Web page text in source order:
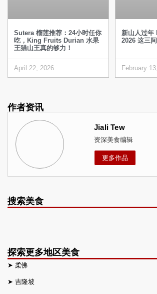
Sutera 榴莲推荐：24小时任你
吃，King Fruits Durian 水果
王猫山王真的够力！
April 22, 2026
新山人过年
2026 这三
February
作者资讯
Jiali Tew
资深美食编辑
更多作品
搜索美食
探索更多地区美食
➤ 柔佛
➤ 吉隆坡